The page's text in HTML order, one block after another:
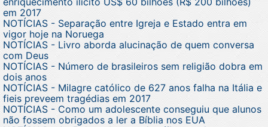
em 2017
NOTÍCIAS - Separação entre Igreja e Estado entra em
vigor hoje na Noruega
NOTÍCIAS - Livro aborda alucinação de quem conversa
com Deus
NOTÍCIAS - Número de brasileiros sem religião dobra em
dois anos
NOTÍCIAS - Milagre católico de 627 anos falha na Itália e
fieis preveem tragédias em 2017
NOTÍCIAS - Como um adolescente conseguiu que alunos
não fossem obrigados a ler a Bíblia nos EUA